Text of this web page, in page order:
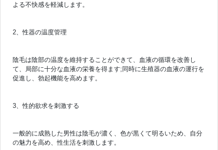
よる不快感を軽減します。
2、性器の温度管理
陰毛は陰部の温度を維持することができて、血液の循環を改善し
て、局部に十分な血液の栄養を得ます;同時に生殖器の血液の運行を
促進し、勃起機能を高めます。
3、性的欲求を刺激する
一般的に成熟した男性は陰毛が濃く、色が黒くて明るいため、自分
の魅力を高め、性生活を刺激します。